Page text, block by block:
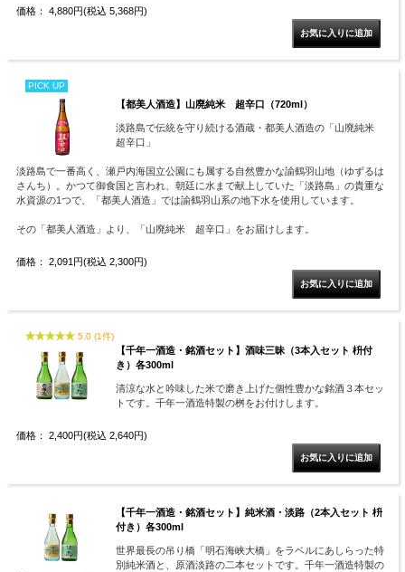
価格： 4,880円(税込 5,368円)
PICK UP
【都美人酒造】山廃純米 超辛口（720ml）
淡路島で伝統を守り続ける酒蔵・都美人酒造の「山廃純米
超辛口」
淡路島で一番高く、瀬戸内海国立公園にも属する自然豊かな諭鶴羽山地（ゆずるは
さんち）。かつて御食国と言われ、朝廷に水まで献上していた「淡路島」の貴重な
水資源の1つで、「都美人酒造」では諭鶴羽山系の地下水を使用しています。
その「都美人酒造」より、「山廃純米 超辛口」をお届けします。
価格： 2,091円(税込 2,300円)
5.0 (1件)
【千年一酒造・銘酒セット】酒味三昧（3本入セット 枡付
き）各300ml
清涼な水と吟味した米で磨き上げた個性豊かな銘酒３本セッ
トです。千年一酒造特製の桝をお付けします。
価格： 2,400円(税込 2,640円)
【千年一酒造・銘酒セット】純米酒・淡路（2本入セット 枡
付き）各300ml
世界最長の吊り橋「明石海峡大橋」をラベルにあしらった特
別純米酒と、原酒淡路の二本セットです。千年一酒造特製の